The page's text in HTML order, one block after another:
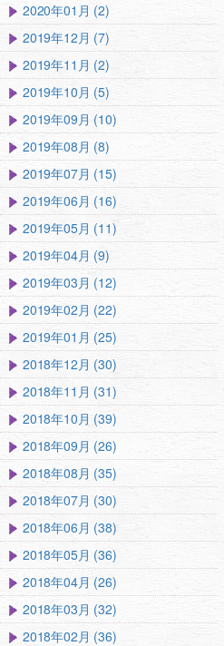
2020年01月 (2)
2019年12月 (7)
2019年11月 (2)
2019年10月 (5)
2019年09月 (10)
2019年08月 (8)
2019年07月 (15)
2019年06月 (16)
2019年05月 (11)
2019年04月 (9)
2019年03月 (12)
2019年02月 (22)
2019年01月 (25)
2018年12月 (30)
2018年11月 (31)
2018年10月 (39)
2018年09月 (26)
2018年08月 (35)
2018年07月 (30)
2018年06月 (38)
2018年05月 (36)
2018年04月 (26)
2018年03月 (32)
2018年02月 (36)